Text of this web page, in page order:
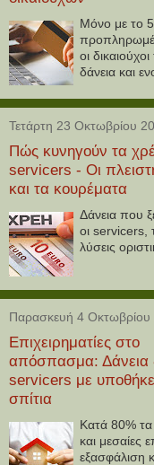
Μόνο με το
οι
δάνεια και
Τετάρτη 23 Οκτωβρίου
Πώς κυνηγούν τα
servicers - Οι
και τα κουρέματα
Δάνεια που
οι servicers,
λύσεις
Παρασκευή 4 Οκτωβρίου
Επιχειρηματίες στο
απόσπασμα: Δάνεια
servicers με
σπίτια
Κατά 80%
και μεσαίες
εξασφάλιση